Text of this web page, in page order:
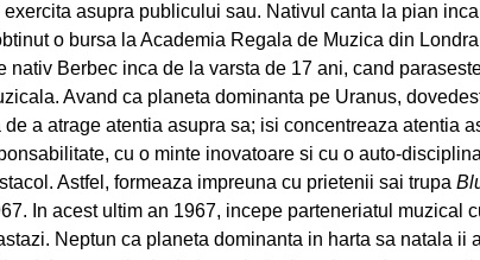
asupra publicului sau. Nativul canta la pian
o bursa la Academia Regala de Muzica din
nativ Berbec inca de la varsta de 17 ani, cand
Avand ca planeta dominanta pe Uranus,
a atrage atentia asupra sa; isi concentreaza atentia
cu o minte inovatoare si cu o auto-
Astfel, formeaza impreuna cu prietenii sai trupa
In acest ultim an 1967, incepe parteneriatul muzical
Neptun ca planeta dominanta in harta sa natala ii